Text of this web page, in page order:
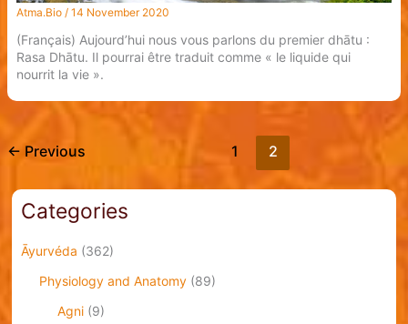
Atma.Bio / 14 November 2020
(Français) Aujourd’hui nous vous parlons du premier dhātu :
Rasa Dhātu. Il pourrai être traduit comme « le liquide qui
nourrit la vie ».
← Previous 1 2
Categories
Āyurvéda (362)
Physiology and Anatomy(89)
Agni(9)